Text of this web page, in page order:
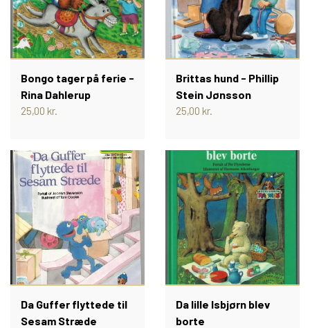
DISNEYBØGER
JUMBOBØGER
JUMBO TEMABØGER OG
MAMMUTBØGER
ANDRE DISNEYBØGER
LADEMANNS BØRNELEKSIKON
LADYBIRD BØGER
DANSKE LADYBIRD BØGER
PETER PEDAL
PIXIBØGER
DE HELT GAMLE PIXIBØGER
PIXI 1 - 99
RASMUS KLUMP
TROLDEPUS
2010 - 2019
2020 -
BULLYLAND FIGURER
KREA FIGURER
REISLER (GAMLE FIGURER)
HEIMO FIGURER
BRITAINS FIGURER
ANDRE GAMLE HÅNDMALEDE
FIGURER
Bongo tager på ferie -
Rina Dahlerup
25,00 kr.
Brittas hund - Phillip
Stein Jønsson
25,00 kr.
Da Guffer flyttede til
Sesam Stræde
Da lille Isbjørn blev
borte